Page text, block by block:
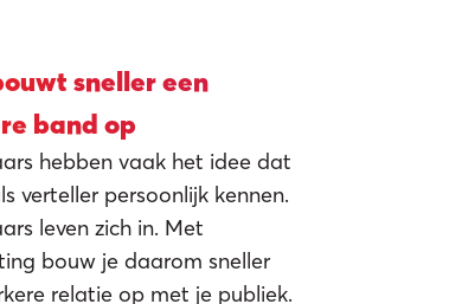
sneller een
band op
hebben vaak het idee dat
verteller persoonlijk kennen.
leven zich in. Met
bouw je daarom sneller
relatie op met je publiek.